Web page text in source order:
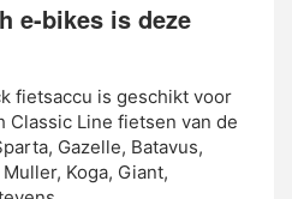
e-bikes is deze
fietsaccu is geschikt voor
Classic Line fietsen van de
Gazelle, Batavus,
Koga, Giant,